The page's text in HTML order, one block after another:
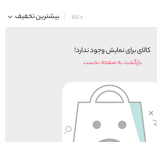
بیشترین تخفیف 0 کالا
کالای برای نمایش وجود ندارد!
بازگشت به صفحه نخست